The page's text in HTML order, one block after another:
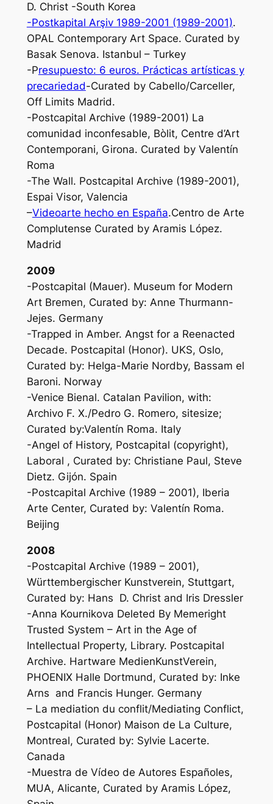
D. Christ -South Korea
-Postkapital Arşiv 1989-2001 (1989-2001).
OPAL Contemporary Art Space. Curated by
Basak Senova. Istanbul – Turkey
-Presupuesto: 6 euros. Prácticas artísticas y
precariedad-Curated by Cabello/Carceller,
Off Limits Madrid.
-Postcapital Archive (1989-2001) La
comunidad inconfesable, Bòlit, Centre d’Art
Contemporani, Girona. Curated by Valentín
Roma
-The Wall. Postcapital Archive (1989-2001),
Espai Visor, Valencia
–Videoarte hecho en España.Centro de Arte
Complutense Curated by Aramis López.
Madrid
2009
-Postcapital (Mauer). Museum for Modern
Art Bremen, Curated by: Anne Thurmann-
Jejes. Germany
-Trapped in Amber. Angst for a Reenacted
Decade. Postcapital (Honor). UKS, Oslo,
Curated by: Helga-Marie Nordby, Bassam el
Baroni. Norway
-Venice Bienal. Catalan Pavilion, with:
Archivo F. X./Pedro G. Romero, sitesize;
Curated by:Valentín Roma. Italy
-Angel of History, Postcapital (copyright),
Laboral , Curated by: Christiane Paul, Steve
Dietz. Gijón. Spain
-Postcapital Archive (1989 – 2001), Iberia
Arte Center, Curated by: Valentín Roma.
Beijing
2008
-Postcapital Archive (1989 – 2001),
Württembergischer Kunstverein, Stuttgart,
Curated by: Hans D. Christ and Iris Dressler
-Anna Kournikova Deleted By Memeright
Trusted System – Art in the Age of
Intellectual Property, Library. Postcapital
Archive. Hartware MedienKunstVerein,
PHOENIX Halle Dortmund, Curated by: Inke
Arns and Francis Hunger. Germany
– La mediation du conflit/Mediating Conflict,
Postcapital (Honor) Maison de La Culture,
Montreal, Curated by: Sylvie Lacerte.
Canada
-Muestra de Vídeo de Autores Españoles,
MUA, Alicante, Curated by Aramis López,